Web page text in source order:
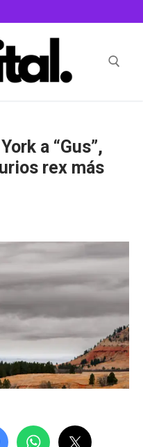
a “Gus”,
rex más